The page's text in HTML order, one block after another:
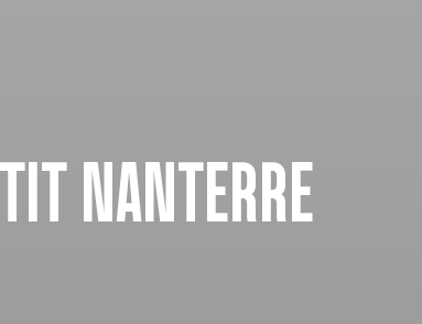
NANTERRE